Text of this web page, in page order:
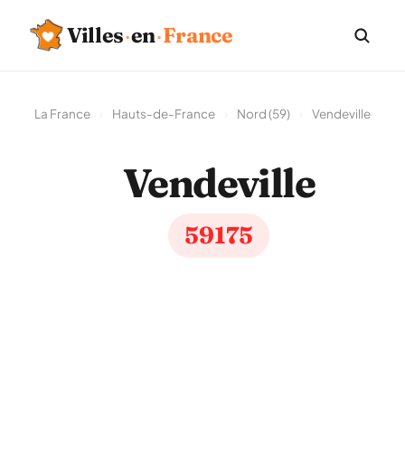
Villes·en·France
La France Hauts-de-France Nord (59) Vendeville
Vendeville
59175